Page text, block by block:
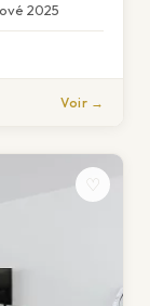
2025
Voir →
♡